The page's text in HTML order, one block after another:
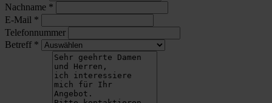
Nachname *
E-Mail *
Telefonnummer
Betreff *